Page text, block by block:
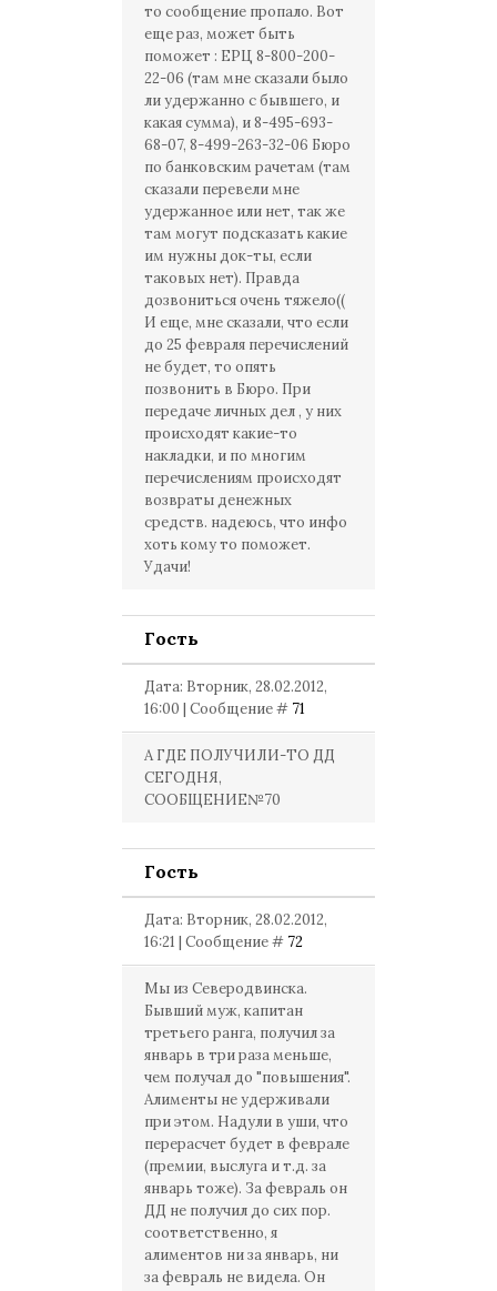
то сообщение пропало. Вот
еще раз, может быть
поможет : ЕРЦ 8-800-200-
22-06 (там мне сказали было
ли удержанно с бывшего, и
какая сумма), и 8-495-693-
68-07, 8-499-263-32-06 Бюро
по банковским рачетам (там
сказали перевели мне
удержанное или нет, так же
там могут подсказать какие
им нужны док-ты, если
таковых нет). Правда
дозвониться очень тяжело((
И еще, мне сказали, что если
до 25 февраля перечислений
не будет, то опять
позвонить в Бюро. При
передаче личных дел , у них
происходят какие-то
накладки, и по многим
перечислениям происходят
возвраты денежных
средств. надеюсь, что инфо
хоть кому то поможет.
Удачи!
Гость
Дата: Вторник, 28.02.2012,
16:00 | Сообщение # 71
А ГДЕ ПОЛУЧИЛИ-ТО ДД
СЕГОДНЯ,
СООБЩЕНИЕ№70
Гость
Дата: Вторник, 28.02.2012,
16:21 | Сообщение # 72
Мы из Северодвинска.
Бывший муж, капитан
третьего ранга, получил за
январь в три раза меньше,
чем получал до "повышения".
Алименты не удерживали
при этом. Надули в уши, что
перерасчет будет в феврале
(премии, выслуга и т.д. за
январь тоже). За февраль он
ДД не получил до сих пор.
соответственно, я
алиментов ни за январь, ни
за февраль не видела. Он